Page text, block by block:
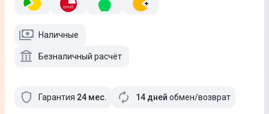
Наличные
Безналичный расчёт
Гарантия 24 мес. 14 дней обмен/возврат